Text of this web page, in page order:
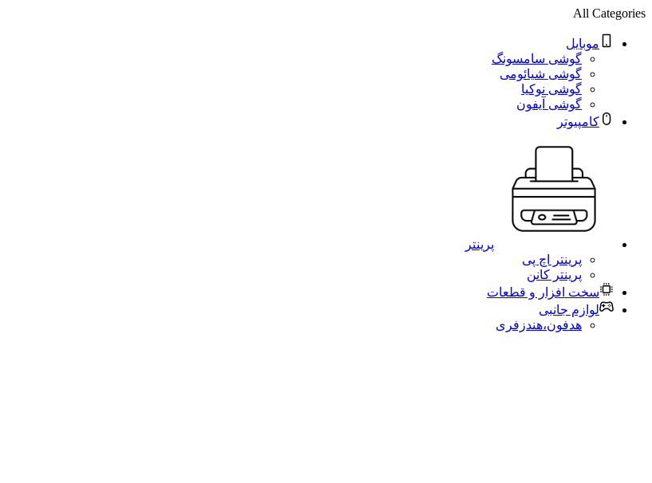
All Categories
موبایل
گوشی سامسونگ
گوشی شیائومی
گوشی نوکیا
گوشی آیفون
کامپیوتر
پرینتر
پرینتر اچ پی
پرینتر کانن
سخت افزار و قطعات
لوازم جانبی
هدفون،هندزفری